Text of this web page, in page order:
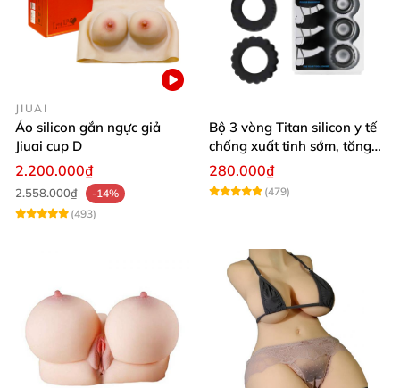
JIUAI
Áo silicon gắn ngực giả
Jiuai cup D
2.200.000₫
2.558.000₫
-14%
(493)
Bộ 3 vòng Titan silicon y tế
chống xuất tinh sớm, tăng
khoái cảm
280.000₫
(479)